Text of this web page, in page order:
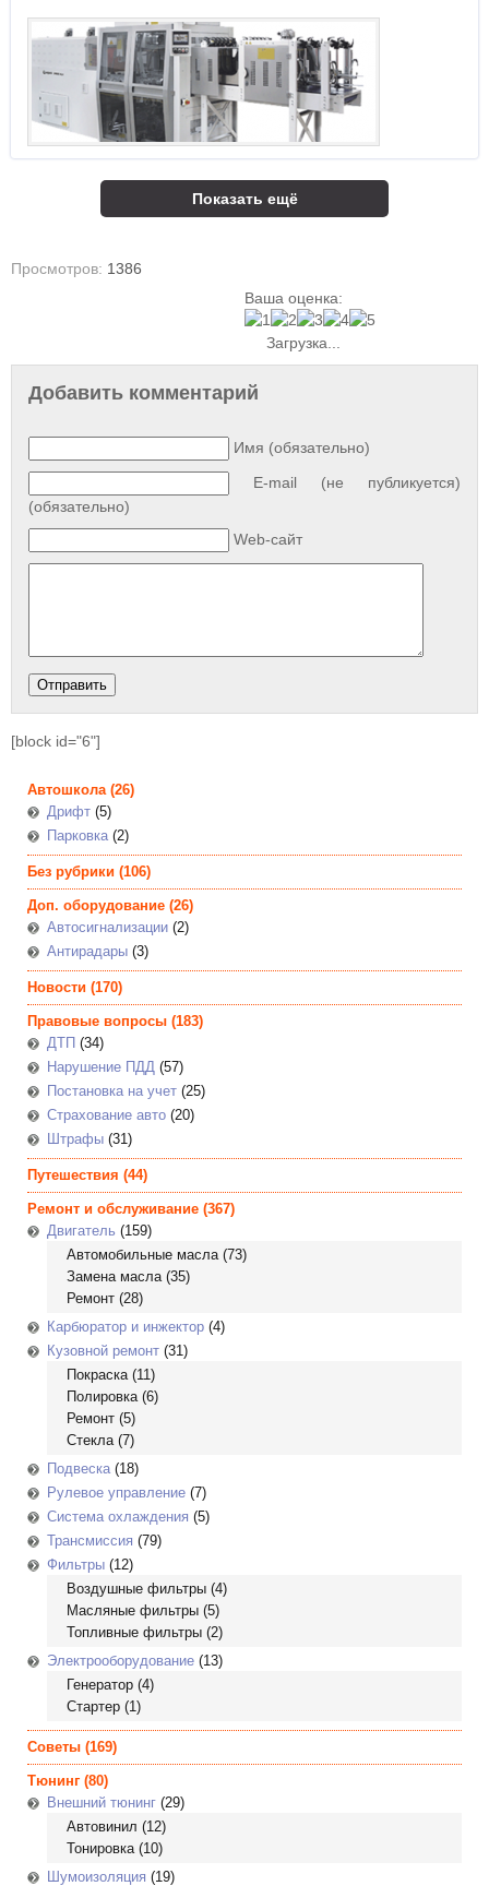
Показать ещё
Просмотров: 1386
Ваша оценка:
Загрузка...
Добавить комментарий
Имя (обязательно)
E-mail (не публикуется)
(обязательно)
Web-сайт
[block id="6"]
Автошкола(26)
Дрифт (5)
Парковка(2)
Без рубрики (106)
Доп. оборудование (26)
Автосигнализации (2)
Антирадары (3)
Новости (170)
Правовые вопросы (183)
ДТП (34)
Нарушение ПДД (57)
Постановка на учет (25)
Страхование авто (20)
Штрафы (31)
Путешествия (44)
Ремонт и обслуживание (367)
Двигатель (159)
Автомобильные масла(73)
Замена масла(35)
Ремонт (28)
Карбюратор и инжектор (4)
Кузовной ремонт (31)
Покраска(11)
Полировка(6)
Ремонт (5)
Стекла(7)
Подвеска(18)
Рулевое управление (7)
Система охлаждения (5)
Трансмиссия (79)
Фильтры (12)
Воздушные фильтры (4)
Масляные фильтры (5)
Топливные фильтры (2)
Электрооборудование (13)
Генератор (4)
Стартер (1)
Советы (169)
Тюнинг (80)
Внешний тюнинг (29)
Автовинил (12)
Тонировка(10)
Шумоизоляция (19)